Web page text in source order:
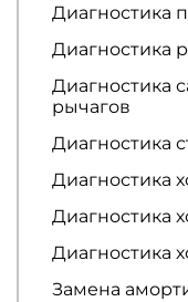
Диагностика
Диагностика
Диагностика
рычагов
Диагностика
Диагностика
Диагностика
Диагностика
Замена